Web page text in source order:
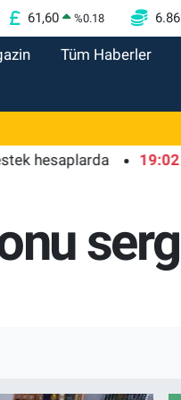
61,60 %0.18
Tüm Haberler
19:02